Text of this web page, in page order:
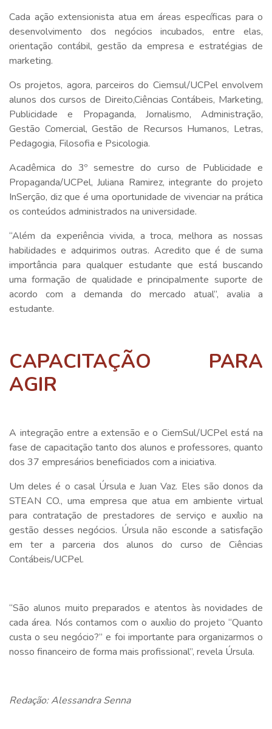
Cada ação extensionista atua em áreas específicas para o
desenvolvimento dos negócios incubados, entre elas,
orientação contábil, gestão da empresa e estratégias de
marketing.
Os projetos, agora, parceiros do Ciemsul/UCPel envolvem
alunos dos cursos de Direito,Ciências Contábeis, Marketing,
Publicidade e Propaganda, Jornalismo, Administração,
Gestão Comercial, Gestão de Recursos Humanos, Letras,
Pedagogia, Filosofia e Psicologia.
Acadêmica do 3º semestre do curso de Publicidade e
Propaganda/UCPel, Juliana Ramirez, integrante do projeto
InSerção, diz que é uma oportunidade de vivenciar na prática
os conteúdos administrados na universidade.
“Além da experiência vivida, a troca, melhora as nossas
habilidades e adquirimos outras. Acredito que é de suma
importância para qualquer estudante que está buscando
uma formação de qualidade e principalmente suporte de
acordo com a demanda do mercado atual”, avalia a
estudante.
CAPACITAÇÃO PARA
AGIR
A integração entre a extensão e o CiemSul/UCPel está na
fase de capacitação tanto dos alunos e professores, quanto
dos 37 empresários beneficiados com a iniciativa.
Um deles é o casal Úrsula e Juan Vaz. Eles são donos da
STEAN CO., uma empresa que atua em ambiente virtual
para contratação de prestadores de serviço e auxílio na
gestão desses negócios. Úrsula não esconde a satisfação
em ter a parceria dos alunos do curso de Ciências
Contábeis/UCPel.
“São alunos muito preparados e atentos às novidades de
cada área. Nós contamos com o auxílio do projeto “Quanto
custa o seu negócio?” e foi importante para organizarmos o
nosso financeiro de forma mais profissional”, revela Úrsula.
Redação: Alessandra Senna